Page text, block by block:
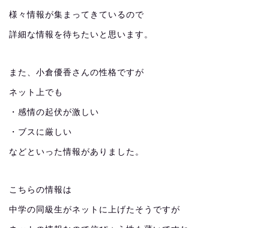
様々情報が集まってきているので
詳細な情報を待ちたいと思います。
また、小倉優香さんの性格ですが
ネット上でも
・感情の起伏が激しい
・ブスに厳しい
などといった情報がありました。
こちらの情報は
中学の同級生がネットに上げたそうですが